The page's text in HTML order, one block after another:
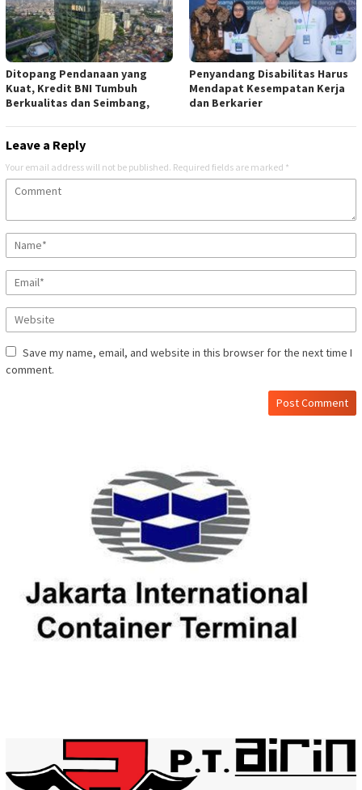
Ditopang Pendanaan yang
Kuat, Kredit BNI Tumbuh
Berkualitas dan Seimbang,
Penyandang Disabilitas Harus
Mendapat Kesempatan Kerja
dan Berkarier
Leave a Reply
Your email address will not be published. Required fields are marked *
Save my name, email, and website in this browser for the next time I
comment.